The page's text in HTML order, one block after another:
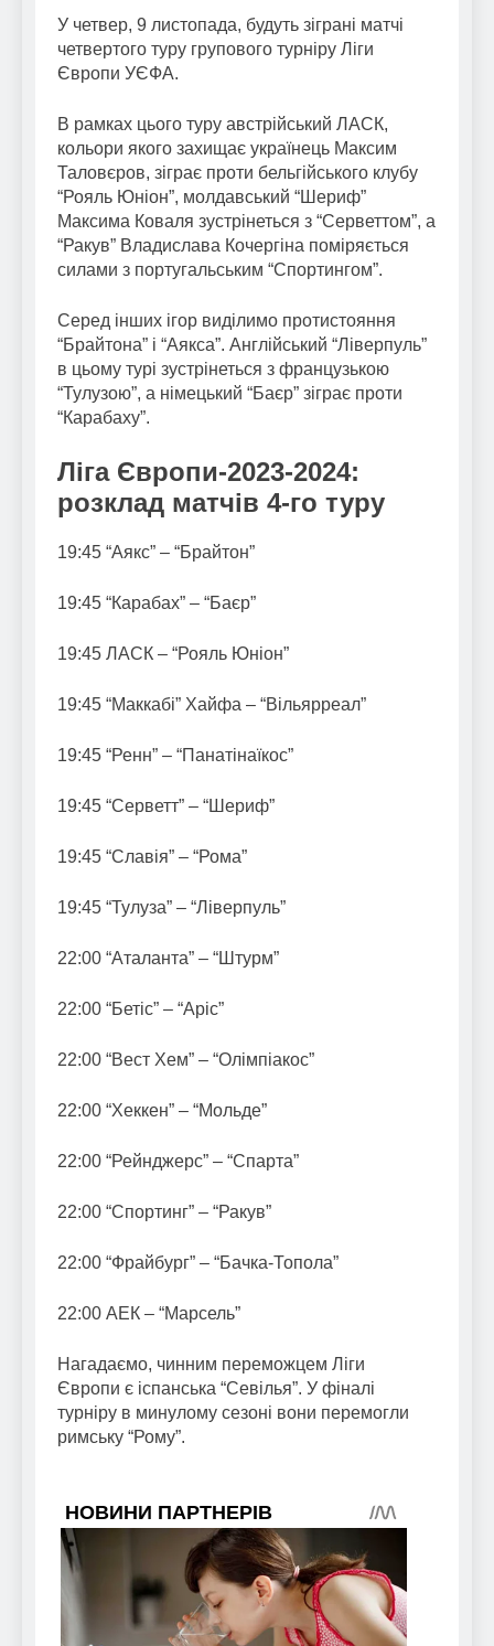
У четвер, 9 листопада, будуть зіграні матчі
четвертого туру групового турніру Ліги
Європи УЄФА.
В рамках цього туру австрійський ЛАСК,
кольори якого захищає українець Максим
Таловєров, зіграє проти бельгійського клубу
“Рояль Юніон”, молдавський “Шериф”
Максима Коваля зустрінеться з “Серветтом”, а
“Ракув” Владислава Кочергіна поміряється
силами з португальським “Спортингом”.
Серед інших ігор виділимо протистояння
“Брайтона” і “Аякса”. Англійський “Ліверпуль”
в цьому турі зустрінеться з французькою
“Тулузою”, а німецький “Баєр” зіграє проти
“Карабаху”.
Ліга Європи-2023-2024:
розклад матчів 4-го туру
19:45 “Аякс” – “Брайтон”
19:45 “Карабах” – “Баєр”
19:45 ЛАСК – “Рояль Юніон”
19:45 “Маккабі” Хайфа – “Вільярреал”
19:45 “Ренн” – “Панатінаїкос”
19:45 “Серветт” – “Шериф”
19:45 “Славія” – “Рома”
19:45 “Тулуза” – “Ліверпуль”
22:00 “Аталанта” – “Штурм”
22:00 “Бетіс” – “Аріс”
22:00 “Вест Хем” – “Олімпіакос”
22:00 “Хеккен” – “Мольде”
22:00 “Рейнджерс” – “Спарта”
22:00 “Спортинг” – “Ракув”
22:00 “Фрайбург” – “Бачка-Топола”
22:00 АЕК – “Марсель”
Нагадаємо, чинним переможцем Ліги
Європи є іспанська “Севілья”. У фіналі
турніру в минулому сезоні вони перемогли
римську “Рому”.